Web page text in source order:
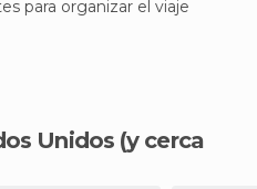
para organizar el viaje
Unidos(y cerca